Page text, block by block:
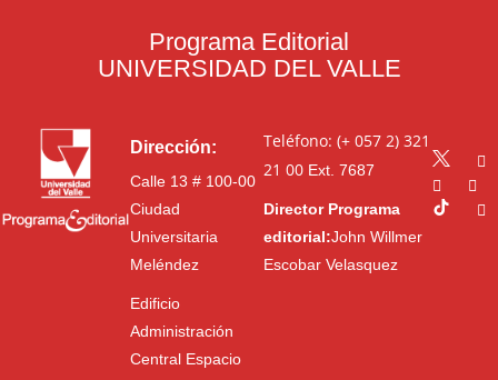
Programa Editorial
UNIVERSIDAD DEL VALLE
Dirección:
Calle 13 # 100-00
Ciudad
Universitaria
Meléndez
Edificio
Administración
Central Espacio
Teléfono: (+ 057 2) 321
21 00Ext. 7687
Director Programa
editorial:John Willmer
Escobar Velasquez